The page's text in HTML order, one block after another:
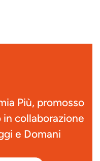
Più, promosso
in collaborazione
e Domani